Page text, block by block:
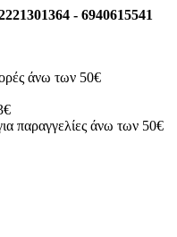
- 6940615541
άνω των 50€
παραγγελίες άνω των 50€